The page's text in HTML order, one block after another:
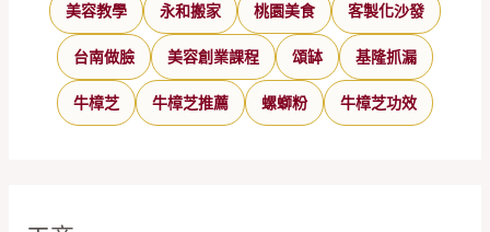
美容教學 永和搬家 桃園美食 客製化沙發
台南做臉 美容創業課程 頌缽 基隆抓漏
牛樟芝 牛樟芝推薦 螺螄粉 牛樟芝功效